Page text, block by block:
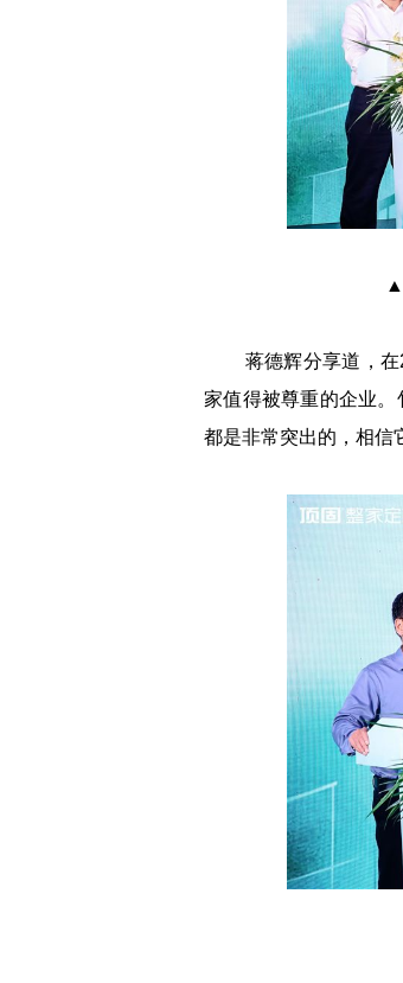
蒋德辉分享道，在
家值得被尊重的企业。
都是非常突出的，相信